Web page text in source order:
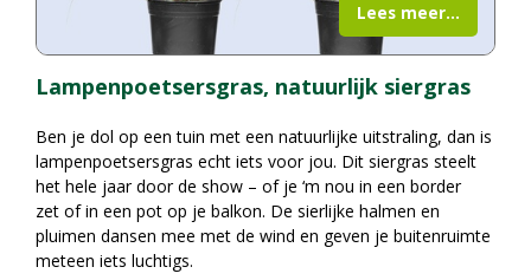
Lampenpoetsersgras, natuurlijk siergras
Ben je dol op een tuin met een natuurlijke uitstraling, dan is
lampenpoetsersgras echt iets voor jou. Dit siergras steelt
het hele jaar door de show – of je ‘m nou in een border
zet of in een pot op je balkon. De sierlijke halmen en
pluimen dansen mee met de wind en geven je buitenruimte
meteen iets luchtigs.
Lees meer...